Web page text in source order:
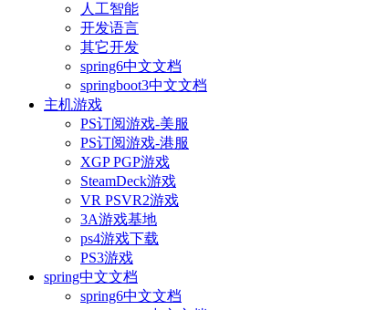
人工智能
开发语言
其它开发
spring6中文文档
springboot3中文文档
主机游戏
PS订阅游戏-美服
PS订阅游戏-港服
XGP PGP游戏
SteamDeck游戏
VR PSVR2游戏
3A游戏基地
ps4游戏下载
PS3游戏
spring中文文档
spring6中文文档